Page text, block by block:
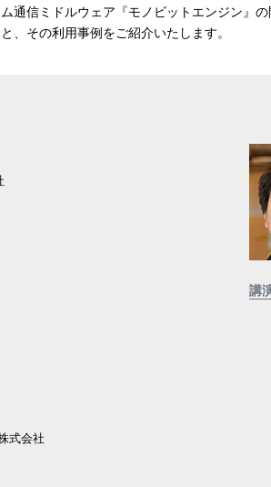
通信ミドルウェア『モノビットエンジン』
、その利用事例をご紹介いたします。
講
式会社